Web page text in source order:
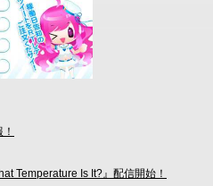
Temperature Is It?』配信開始！